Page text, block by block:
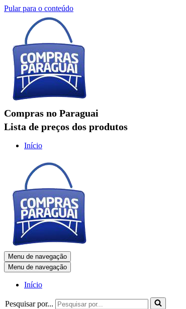
Pular para o conteúdo
Compras no Paraguai
Lista de preços dos produtos
Início
Menu de navegação
Menu de navegação
Início
Pesquisar por...